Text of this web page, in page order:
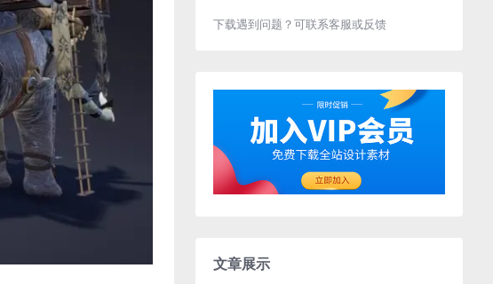
下载遇到问题？可联系客服或反馈
文章展示